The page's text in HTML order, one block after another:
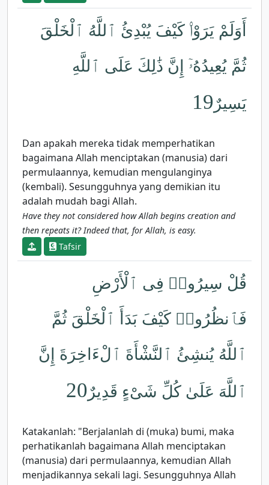
أَوَلَمْ يَرَوْا۟ كَيْفَ يُبْدِئُ ٱللَّهُ ٱلْخَلْقَ
ثُمَّ يُعِيدُهُۥٓ إِنَّ ذَٰلِكَ عَلَى ٱللَّهِ
يَسِيرٌ 19
Dan apakah mereka tidak memperhatikan
bagaimana Allah menciptakan (manusia) dari
permulaannya, kemudian mengulanginya
(kembali). Sesungguhnya yang demikian itu
adalah mudah bagi Allah.
Have they not considered how Allah begins creation and
then repeats it? Indeed that, for Allah, is easy.
Tafsir
قُلْ سِيرُوا۟ فِى ٱلْأَرْضِ
فَٱنظُرُوا۟ كَيْفَ بَدَأَ ٱلْخَلْقَ ثُمَّ
ٱللَّهُ يُنشِئُ ٱلنَّشْأَةَ ٱلْءَاخِرَةَ إِنَّ
ٱللَّهَ عَلَىٰ كُلِّ شَىْءٍ قَدِيرٌ 20
Katakanlah: "Berjalanlah di (muka) bumi, maka
perhatikanlah bagaimana Allah menciptakan
(manusia) dari permulaannya, kemudian Allah
menjadikannya sekali lagi. Sesungguhnya Allah